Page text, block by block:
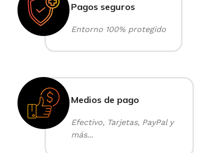
Pagos seguros
Entorno 100% protegido
Medios de pago
Efectivo, Tarjetas, PayPal y
más...